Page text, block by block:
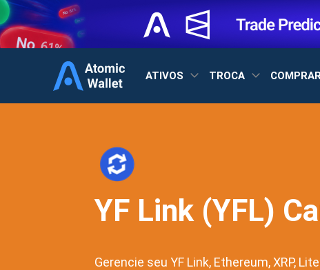
ATIVOS TROCA
YF Link (YFL)
Gerencie seu YF Link, Ethereum, XRP,